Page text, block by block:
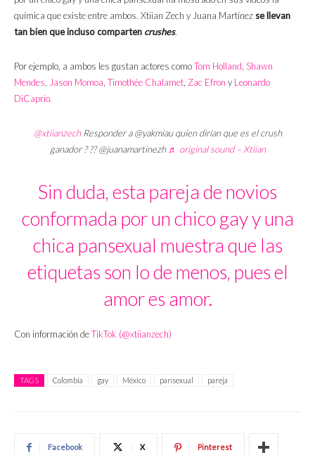
química que existe entre ambos. Xtiian Zech y Juana Martínez se llevan
tan bien que incluso comparten crushes.
Por ejemplo, a ambos les gustan actores comoTom Holland, Shawn
Mendes, Jason Momoa, Timothée Chalamet, Zac Efron y Leonardo
DiCaprio.
@xtiianzechResponder a @yakmiau quien dirían que es el crush
ganador ? ?? @juanamartinezh♬ original sound – Xtiian
Sin duda, esta pareja de novios
conformada por un chico gay y una
chica pansexual muestra que las
etiquetas son lo de menos, pues el
amor es amor.
Con información deTikTok (@xtiianzech)
TAGS Colombia gay México pansexual pareja
Facebook X Pinterest